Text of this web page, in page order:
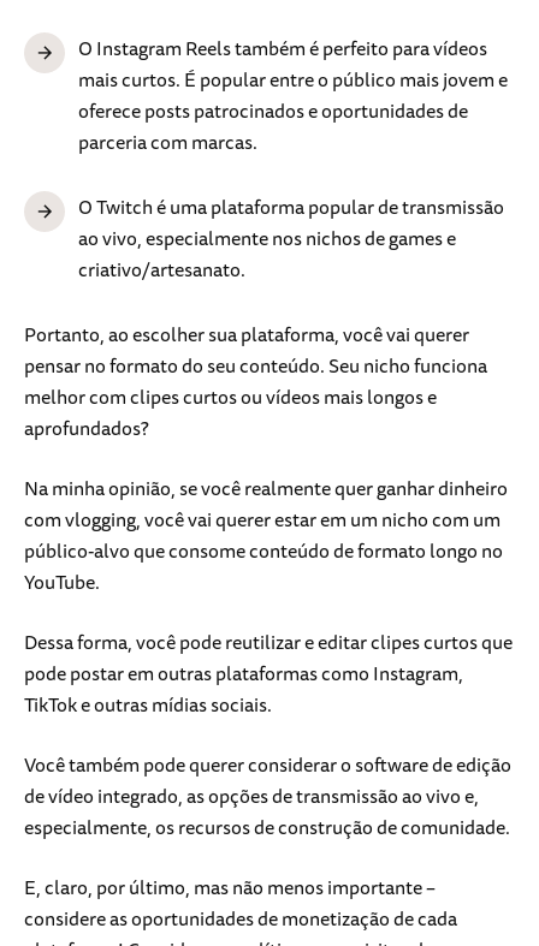
O Instagram Reels também é perfeito para vídeos
mais curtos. É popular entre o público mais jovem e
oferece posts patrocinados e oportunidades de
parceria com marcas.
O Twitch é uma plataforma popular de transmissão
ao vivo, especialmente nos nichos de games e
criativo/artesanato.
Portanto, ao escolher sua plataforma, você vai querer
pensar no formato do seu conteúdo. Seu nicho funciona
melhor com clipes curtos ou vídeos mais longos e
aprofundados?
Na minha opinião, se você realmente quer ganhar dinheiro
com vlogging, você vai querer estar em um nicho com um
público-alvo que consome conteúdo de formato longo no
YouTube.
Dessa forma, você pode reutilizar e editar clipes curtos que
pode postar em outras plataformas como Instagram,
TikTok e outras mídias sociais.
Você também pode querer considerar o software de edição
de vídeo integrado, as opções de transmissão ao vivo e,
especialmente, os recursos de construção de comunidade.
E, claro, por último, mas não menos importante –
considere as oportunidades de monetização de cada